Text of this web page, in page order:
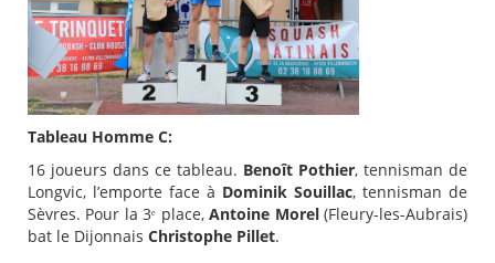
Tableau Homme C:
16 joueurs dans ce tableau. Benoît Pothier, tennisman de
Longvic, l’emporte face à Dominik Souillac, tennisman de
Sèvres. Pour la 3ᵉ place,Antoine Morel(Fleury-les-Aubrais)
bat le Dijonnais Christophe Pillet.